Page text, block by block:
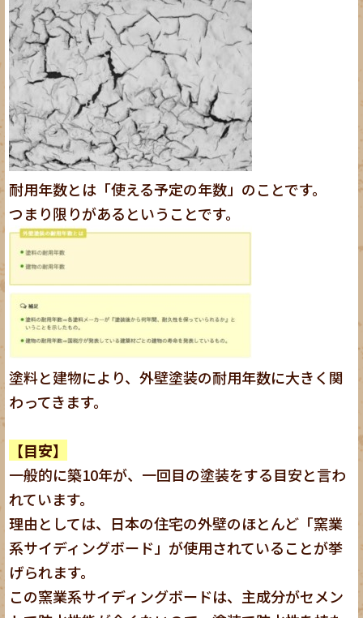
耐用年数とは「使える予定の年数」のことです。
つまり限りがあるということです。
塗料と建物により、外壁塗装の耐用年数に大きく関
わってきます。
【目安】
一般的に築10年が、一回目の塗装をする目安と言わ
れています。
理由としては、日本の住宅の外壁のほとんど「窯業
系サイディングボード」が使用されていることが挙
げられます。
この窯業系サイディングボードは、主成分がセメン